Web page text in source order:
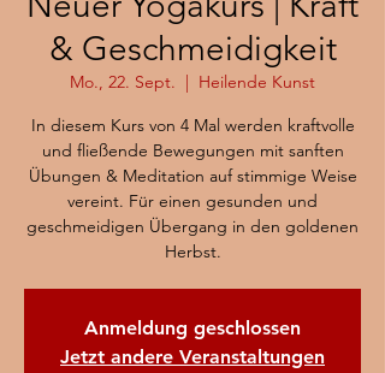
& Geschmeidigkeit
Mo., 22. Sept.
  |
Heilende Kunst
In diesem Kurs von 4 Mal werden kraftvolle
und fließende Bewegungen mit sanften
Übungen & Meditation auf stimmige Weise
vereint. Für einen gesunden und
geschmeidigen Übergang in den goldenen
Herbst.
Anmeldung geschlossen
Jetzt andere Veranstaltungen